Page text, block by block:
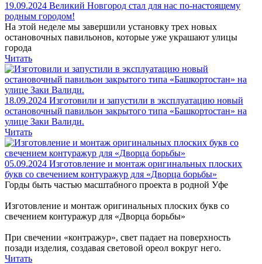
19.09.2024 Великий Новгород стал для нас по-настоящему
родным городом!
На этой неделе мы завершили установку трех новых
остановочных павильонов, которые уже украшают улицы
города
Читать
18.09.2024 Изготовили и запустили в эксплуатацию новый
остановочный павильон закрытого типа «Башкортостан» на
улице Заки Валиди.
Читать
05.09.2024 Изготовление и монтаж оригинальных плоских
букв со свечением контуражур для «Дворца борьбы»
Горды быть частью масштабного проекта в родной Уфе
Изготовление и монтаж оригинальных плоских букв со
свечением контуражур для «Дворца борьбы»
При свечении «контражур», свет падает на поверхность
позади изделия, создавая световой ореол вокруг него.
Читать